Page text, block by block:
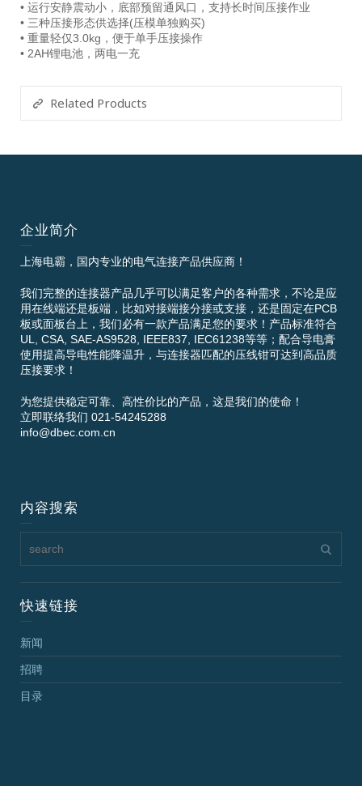
• 运行安静震动小，底部预留通风口，支持长时间压接作业
• 三种压接形态供选择(压模单独购买)
• 重量轻仅3.0kg，便于单手压接操作
• 2AH锂电池，两电一充
Related Products
企业简介
上海电霸，国内专业的电气连接产品供应商！
我们完整的连接器产品几乎可以满足客户的各种需求，不论是应
用在线端还是板端，比如对接端接分接或支接，还是固定在PCB
板或面板台上，我们必有一款产品满足您的要求！产品标准符合
UL, CSA, SAE-AS9528, IEEE837, IEC61238等等；配合导电膏
使用提高导电性能降温升，与连接器匹配的压线钳可达到高品质
压接要求！
为您提供稳定可靠、高性价比的产品，这是我们的使命！
立即联络我们 021-54245288
info@dbec.com.cn
内容搜索
快速链接
新闻
招聘
目录